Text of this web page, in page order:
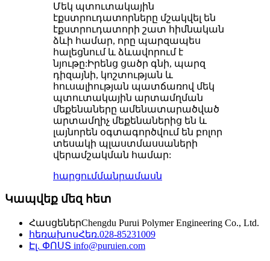
Մեկ պտուտակային
էքստրուդատորները մշակվել են
էքստրուդատորի շատ հիմնական
ձևի համար, որը պարզապես
հալեցնում և ձևավորում է
նյութը:Իրենց ցածր գնի, պարզ
դիզայնի, կոշտության և
հուսալիության պատճառով մեկ
պտուտակային արտամղման
մեքենաները ամենատարածված
արտամղիչ մեքենաներից են և
լայնորեն օգտագործվում են բոլոր
տեսակի պլաստմասսաների
վերամշակման համար:
հարցումմանրամասն
Կապվեք մեզ հետ
ՀասցեներChengdu Purui Polymer Engineering Co., Ltd.
հեռախոսՀեռ.028-85231009
Էլ. ՓՈՍՏ info@puruien.com